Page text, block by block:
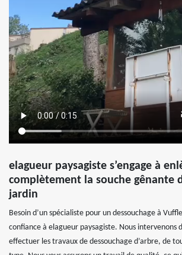
elagueur paysagiste s’engage à
complètement la souche gênante
jardin
Besoin d’un spécialiste pour un dessouchage à
confiance à elagueur paysagiste. Nous intervenons
effectuer les travaux de dessouchage d’arbre, de